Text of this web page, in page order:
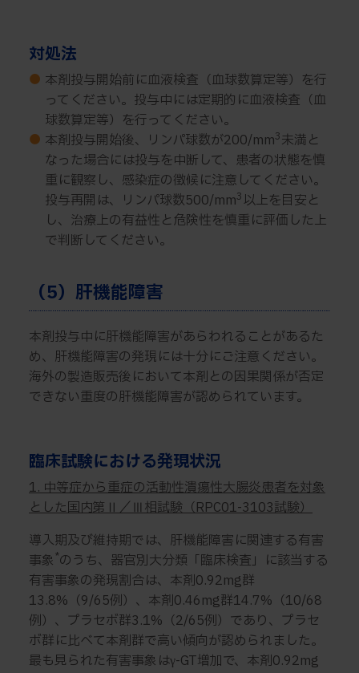
対処法
● 本剤投与開始前に血液検査（血球数算定等）を行
ってください。投与中には定期的に血液検査（血
球数算定等）を行ってください。
● 本剤投与開始後、リンパ球数が200/mm3未満と
なった場合には投与を中断して、患者の状態を慎
重に観察し、感染症の徴候に注意してください。
投与再開は、リンパ球数500/mm3以上を目安と
し、治療上の有益性と危険性を慎重に評価した上
で判断してください。
（5）肝機能障害
本剤投与中に肝機能障害があらわれることがあるた
め、肝機能障害の発現には十分にご注意ください。
海外の製造販売後において本剤との因果関係が否定
できない重度の肝機能障害が認められています。
臨床試験における発現状況
1. 中等症から重症の活動性潰瘍性大腸炎患者を対象
とした国内第Ⅱ／Ⅲ相試験（RPC01-3103試験）
導入期及び維持期では、肝機能障害に関連する有害
事象 *のうち、器官別大分類「臨床検査」に該当する
有害事象の発現割合は、本剤0.92mg群
13.8%（9/65例）、本剤0.46mg群14.7%（10/68
例）、プラセボ群3.1%（2/65例）であり、プラセ
ボ群に比べて本剤群で高い傾向が認められました。
最も見られた有害事象はγ-GT増加で、本剤0.92mg